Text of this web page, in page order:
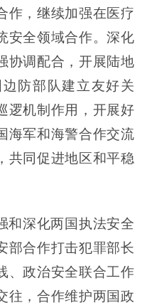
作，继续加强在医疗
安全领域合作。深化
协调配合，开展陆地
防部队建立友好关
逻机制作用，开展好
海军和海警合作交流
共同促进地区和平稳
和深化两国执法安全
部合作打击犯罪部长
、政治安全联合工作
往，合作维护两国政